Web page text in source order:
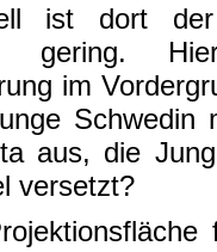
ist dort
gering.
im
Schwedin
aus, die
versetzt?